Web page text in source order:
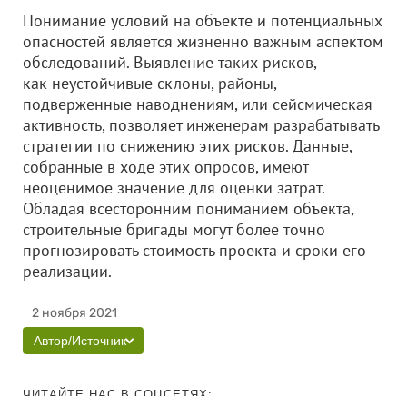
Понимание условий на объекте и потенциальных
опасностей является жизненно важным аспектом
обследований. Выявление таких рисков,
как неустойчивые склоны, районы,
подверженные наводнениям, или сейсмическая
активность, позволяет инженерам разрабатывать
стратегии по снижению этих рисков. Данные,
собранные в ходе этих опросов, имеют
неоценимое значение для оценки затрат.
Обладая всесторонним пониманием объекта,
строительные бригады могут более точно
прогнозировать стоимость проекта и сроки его
реализации.
2 ноября 2021
Автор/Источник